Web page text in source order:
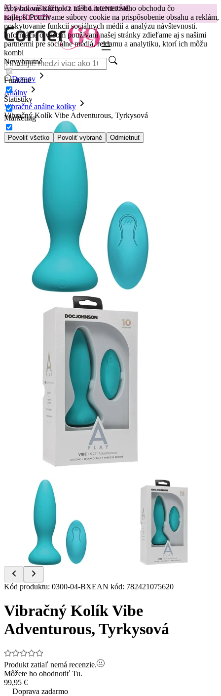
Aby bol váš zážitok z nášho internetového obchodu čo
najlepší.Používame súbory cookie na prispôsobenie obsahu a reklám,
poskytovanie funkcií sociálnych médií a analýzu návštevnosti.
Informácie o vašom používaní našej stránky zdieľame aj s našimi
partnermi pre sociálne médiá, reklamu a analytiku, ktorí ich môžu
kombi
Nevyhnutné
Funkčné
Štatistiky
Marketing
Povoliť všetko Povoliť vybrané Odmietnuť
😽Svakom Klitty: O 15 € LACNEJŠIE
Kód: KLITTY →
Domov
Análny
Vibračné análne kolíky
Vibračný Kolík Vibe Adventurous, Tyrkysová
Item
of
2
Kód produktu: 0300-04-BXEAN kód: 782421075620
Vibračný Kolík Vibe
Adventurous, Tyrkysová
Produkt zatiaľ nemá recenzie.
Môžete ho ohodnotiť Tu.
99,95 €
Doprava zadarmo